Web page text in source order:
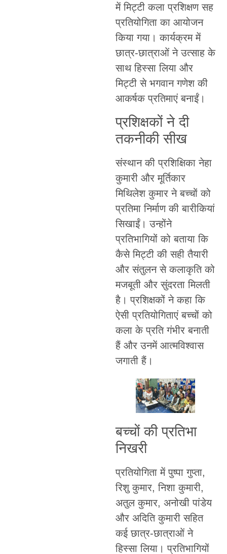
में मिट्टी कला प्रशिक्षण सह
प्रतियोगिता का आयोजन
किया गया। कार्यक्रम में
छात्र-छात्राओं ने उत्साह के
साथ हिस्सा लिया और
मिट्टी से भगवान गणेश की
आकर्षक प्रतिमाएं बनाईं।
प्रशिक्षकों ने दी
तकनीकी सीख
संस्थान की प्रशिक्षिका नेहा
कुमारी और मूर्तिकार
मिथिलेश कुमार ने बच्चों को
प्रतिमा निर्माण की बारीकियां
सिखाईं। उन्होंने
प्रतिभागियों को बताया कि
कैसे मिट्टी की सही तैयारी
और संतुलन से कलाकृति को
मजबूती और सुंदरता मिलती
है। प्रशिक्षकों ने कहा कि
ऐसी प्रतियोगिताएं बच्चों को
कला के प्रति गंभीर बनाती
हैं और उनमें आत्मविश्वास
जगाती हैं।
बच्चों की प्रतिभा
निखरी
प्रतियोगिता में पुष्पा गुप्ता,
रिशु कुमार, निशा कुमारी,
अतुल कुमार, अनोखी पांडेय
और अदिति कुमारी सहित
कई छात्र-छात्राओं ने
हिस्सा लिया। प्रतिभागियों